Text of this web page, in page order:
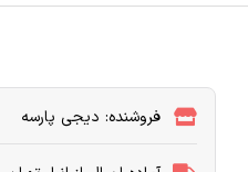
فروشنده: دیجی پارسه